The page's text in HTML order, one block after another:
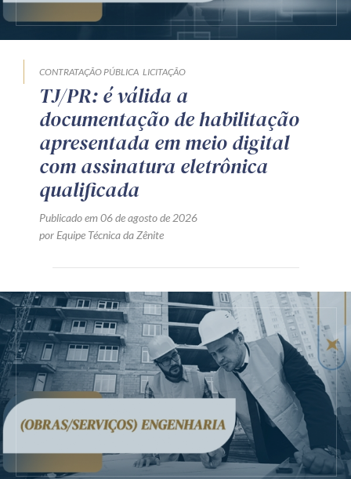
CONTRATAÇÃO PÚBLICA LICITAÇÃO
TJ/PR: é válida a
documentação de habilitação
apresentada em meio digital
com assinatura eletrônica
qualificada
Publicado em 06 de agosto de 2026
por Equipe Técnica da Zênite